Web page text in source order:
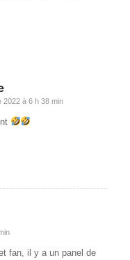
2022 à 6 h 38 min
fan, il y a un panel de